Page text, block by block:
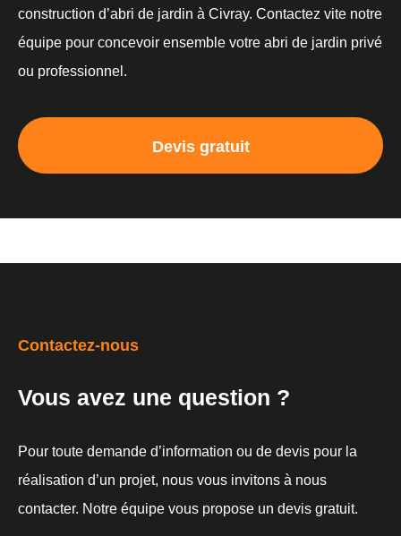
construction d’abri de jardin à Civray. Contactez vite notre
équipe pour concevoir ensemble votre abri de jardin privé
ou professionnel.
Devis gratuit
Contactez-nous
Vous avez une question ?
Pour toute demande d’information ou de devis pour la
réalisation d’un projet, nous vous invitons à nous
contacter. Notre équipe vous propose un devis gratuit.